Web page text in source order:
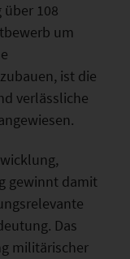
108
um
ist die
verlässliche
gewinnt damit
Das
militärischer